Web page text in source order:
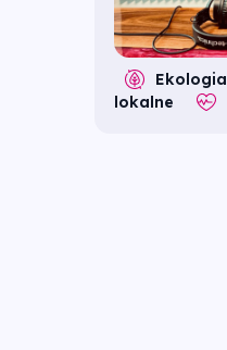
Ekologia
lokalne